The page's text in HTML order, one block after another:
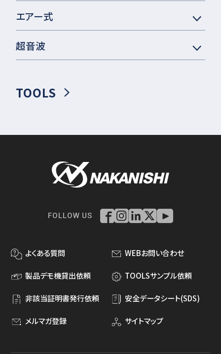
エアー式
超音波
TOOLS
FOLLOW US
よくある質問 WEBお問い合わせ
製品デモ機貸出依頼 TOOLSサンプル依頼
非該当証明書発行依頼 安全データシート(SDS)
メルマガ登録 サイトマップ